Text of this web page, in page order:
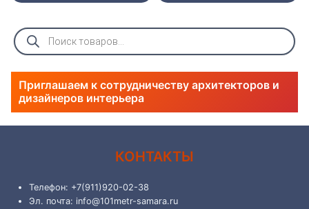
Поиск
товаров
Приглашаем к сотрудничеству архитекторов и
дизайнеров интерьера
КОНТАКТЫ
Телефон: +7(911)920-02-38
Эл. почта: info@101metr-samara.ru